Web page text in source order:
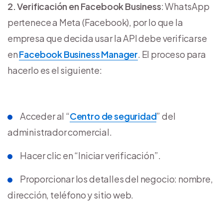
2. Verificación en Facebook Business: WhatsApp
pertenece a Meta (Facebook), por lo que la
empresa que decida usar la API debe verificarse
enFacebook Business Manager. El proceso para
hacerlo es el siguiente:
Acceder al “Centro de seguridad” del
administrador comercial.
Hacer clic en “Iniciar verificación”.
Proporcionar los detalles del negocio: nombre,
dirección, teléfono y sitio web.